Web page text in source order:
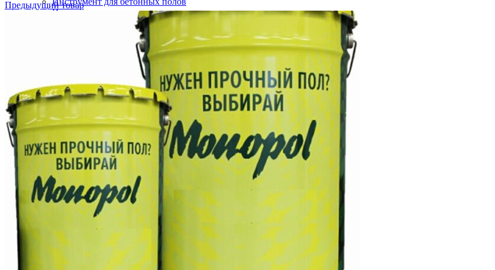
Инструмент для полимерных полов
Машины затирочные и расходники
Машины шлифовальные
Тележки для топпинга
Полиуретановая мастика гидроизоляция
Битумно полимерная гидроизоляция
Цементная гидроизоляция
Акриловая гидроизоляция
ПВХ мембрана
Готовые решения
ФАСАДНЫЕ СИСТЕМЫ УТЕПЛЕНИЯ
Термопанели (Фасадные панели)
СФТК Квик-микс Лобатерм (Мокрый фасад)
Навесные системы утепления фасада
ОГНЕЗАЩИТНЫЕ СОСТАВЫ ПОКРЫТИЯ
Огнезащита металлических конструкций
Огнезащита железобетонных конструкций
Огнезащита кабеля
Огнезащита композитных материалов
Огнезащита воздуховодов
Огнезащита лстк и оцинкованных профилей
ЛАКОКРАСОЧНЫЕ МАТЕРИАЛЫ
Предыдущий товар